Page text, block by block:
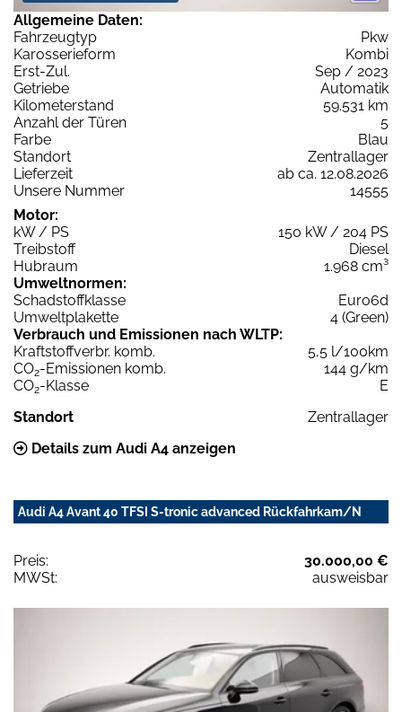
Allgemeine Daten:
Fahrzeugtyp
Pkw
Karosserieform
Kombi
Erst-Zul.
Sep / 2023
Getriebe
Automatik
Kilometerstand
59.531 km
Anzahl der Türen
5
Farbe
Blau
Standort
Zentrallager
Lieferzeit
ab ca. 12.08.2026
Unsere Nummer
14555
Motor:
kW / PS
150 kW / 204 PS
Treibstoff
Diesel
Hubraum
1.968 cm³
Umweltnormen:
Schadstoffklasse
Euro6d
Umweltplakette
4 (Green)
Verbrauch und Emissionen nach WLTP:
Kraftstoffverbr. komb.
5,5 l/100km
CO2-Emissionen komb.
144 g/km
CO2-Klasse
E
Standort
Zentrallager
Details zum Audi A4 anzeigen
Audi A4 Avant 40 TFSI S-tronic advanced Rückfahrkam/N
Preis:
30.000,00 €
MWSt:
ausweisbar